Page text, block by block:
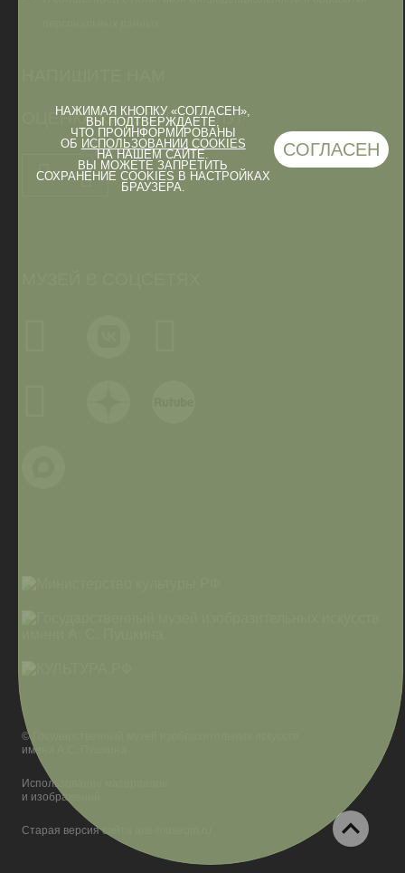
НАЖИМАЯ КНОПКУ «СОГЛАСЕН»,
ВЫ ПОДТВЕРЖДАЕТЕ,
ЧТО ПРОИНФОРМИРОВАНЫ
ОБ ИСПОЛЬЗОВАНИИ COOKIES
НА НАШЕМ САЙТЕ.
ВЫ МОЖЕТЕ ЗАПРЕТИТЬ
СОХРАНЕНИЕ COOKIES В НАСТРОЙКАХ
БРАУЗЕРА.
СОГЛАСЕН
ОЦЕНКА КАЧЕСТВА УСЛУГ
© Государственный музей изобразительных искусств
имени А.С. Пушкина
Использование материалов
и изображений
Старая версия сайта arts-museum.ru